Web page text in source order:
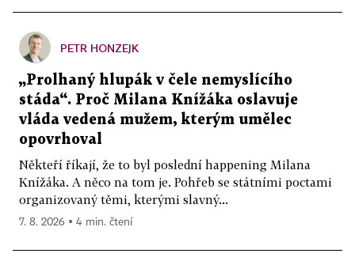
PETR HONZEJK
„Prolhaný hlupák v čele nemyslícího
stáda“. Proč Milana Knížáka oslavuje
vláda vedená mužem, kterým umělec
opovrhoval
Někteří říkají, že to byl poslední happening Milana
Knížáka. A něco na tom je. Pohřeb se státními poctami
organizovaný těmi, kterými slavný...
7. 8. 2026 ▪ 4 min. čtení